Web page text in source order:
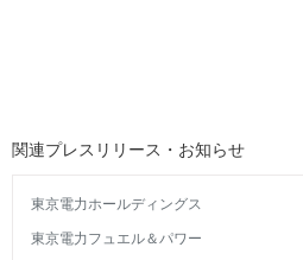
関連プレスリリース・お知らせ
東京電力ホールディングス
東京電力フュエル＆パワー